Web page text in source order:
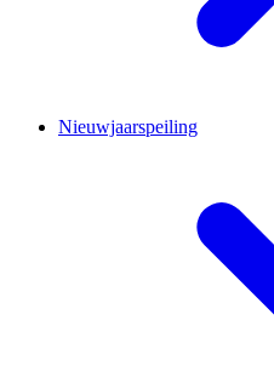
Nieuwjaarspeiling